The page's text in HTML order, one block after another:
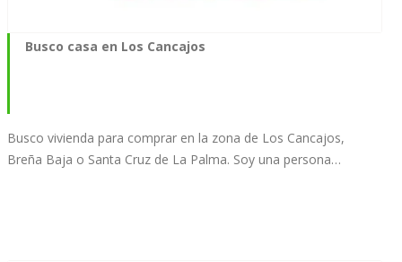
Busco casa en Los Cancajos
Busco vivienda para comprar en la zona de Los Cancajos,
Breña Baja o Santa Cruz de La Palma. Soy una persona…